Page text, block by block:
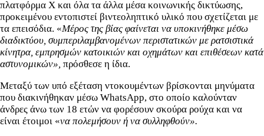
πλατφόρμα X και όλα τα άλλα μέσα κοινωνικής δικτύωσης,
προκειμένου εντοπιστεί βιντεοληπτικό υλικό που σχετίζεται με
τα επεισόδια. «Μέρος της βίας φαίνεται να υποκινήθηκε μέσω
διαδικτύου, συμπεριλαμβανομένων περιστατικών με ρατσιστικά
κίνητρα, εμπρησμών κατοικιών και οχημάτων και επιθέσεων κατά
αστυνομικών», πρόσθεσε η ίδια.
Μεταξύ των υπό εξέταση ντοκουμέντων βρίσκονται μηνύματα
που διακινήθηκαν μέσω WhatsApp, στο οποίο καλούνταν
άνδρες άνω των 18 ετών να φορέσουν σκούρα ρούχα και να
είναι έτοιμοι «να πολεμήσουν ή να συλληφθούν».